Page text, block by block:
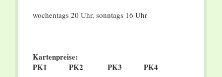
wochentags 20 Uhr, sonntags 16 Uhr
Kartenpreise:
PK1 PK2 PK3 PK4